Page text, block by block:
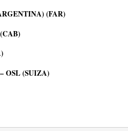
(FAR)
OSL (SUIZA)